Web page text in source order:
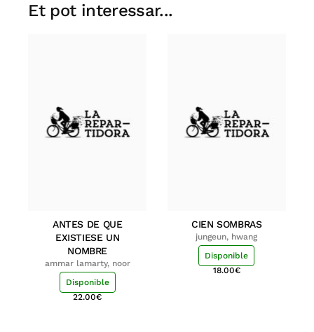
Et pot interessar...
ANTES DE QUE
EXISTIESE UN
NOMBRE
ammar lamarty, noor
Disponible
22.00€
CIEN SOMBRAS
jungeun, hwang
Disponible
18.00€